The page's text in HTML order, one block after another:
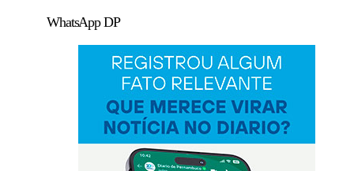
WhatsApp DP